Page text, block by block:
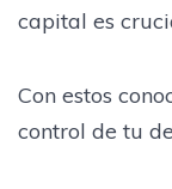
capital es
Con estos
control de tu